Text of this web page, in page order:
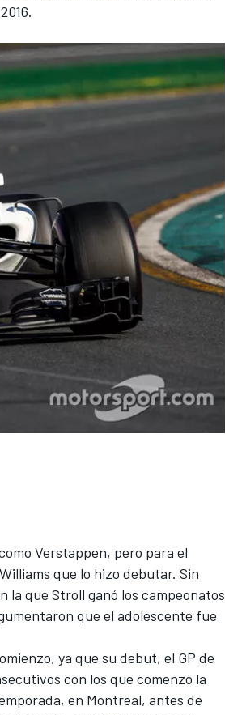
Verstappen, pero para el
Williams que lo hizo debutar. Sin
la que Stroll ganó los campeonatos
que el adolescente fue
ya que su debut, el GP de
con los que comenzó la
en Montreal, antes de